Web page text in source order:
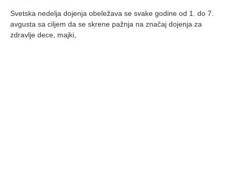
Svetska nedelja dojenja obeležava se svake godine od 1. do 7.
avgusta sa ciljem da se skrene pažnja na značaj dojenja za
zdravlje dece, majki,